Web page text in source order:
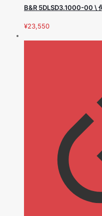
B&R 5DLSD3.1000-00 \
¥23,550